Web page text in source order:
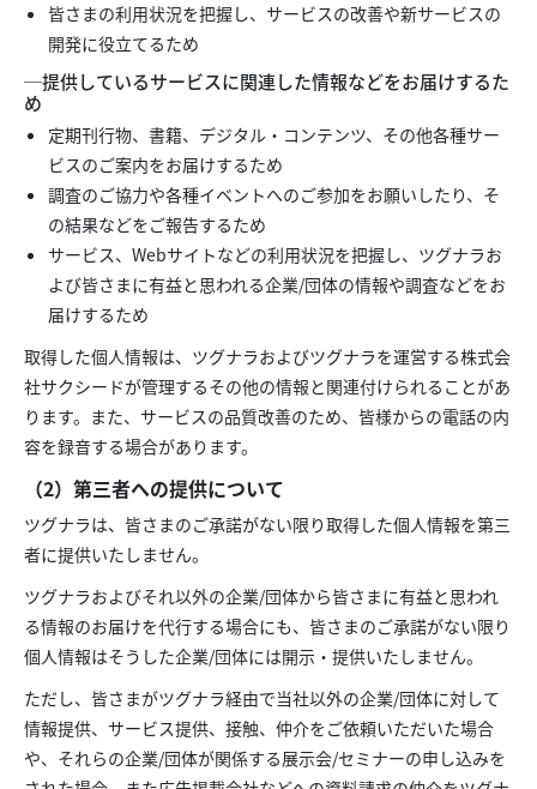
皆さまの利用状況を把握し、サービスの改善や新サービスの
開発に役立てるため
─提供しているサービスに関連した情報などをお届けするた
め
定期刊行物、書籍、デジタル・コンテンツ、その他各種サー
ビスのご案内をお届けするため
調査のご協力や各種イベントへのご参加をお願いしたり、そ
の結果などをご報告するため
サービス、Webサイトなどの利用状況を把握し、ツグナラお
よび皆さまに有益と思われる企業/団体の情報や調査などをお
届けするため
取得した個人情報は、ツグナラおよびツグナラを運営する株式会
社サクシードが管理するその他の情報と関連付けられることがあ
ります。また、サービスの品質改善のため、皆様からの電話の内
容を録音する場合があります。
（2）第三者への提供について
ツグナラは、皆さまのご承諾がない限り取得した個人情報を第三
者に提供いたしません。
ツグナラおよびそれ以外の企業/団体から皆さまに有益と思われ
る情報のお届けを代行する場合にも、皆さまのご承諾がない限り
個人情報はそうした企業/団体には開示・提供いたしません。
ただし、皆さまがツグナラ経由で当社以外の企業/団体に対して
情報提供、サービス提供、接触、仲介をご依頼いただいた場合
や、それらの企業/団体が関係する展示会/セミナーの申し込みを